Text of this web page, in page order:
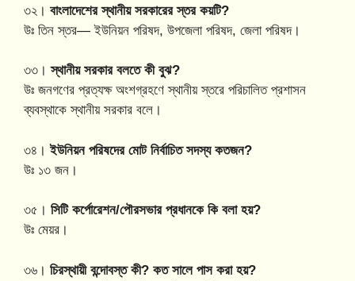
৩২। বাংলাদেশের স্থানীয় সরকারের স্তর কয়টি?
উঃ তিন স্তর— ইউনিয়ন পরিষদ, উপজেলা পরিষদ, জেলা পরিষদ।
৩৩।স্থানীয় সরকার বলতে কী বুঝ?
উঃ জনগণের প্রত্যক্ষ অংশগ্রহণে স্থানীয় স্তরে পরিচালিত প্রশাসন
ব্যবস্থাকে স্থানীয় সরকার বলে।
৩৪।ইউনিয়ন পরিষদের মোট নির্বাচিত সদস্য কতজন?
উঃ ১৩ জন।
৩৫। সিটি কর্পোরেশন/পৌরসভার প্রধানকে কি বলা হয়?
উঃ মেয়র।
৩৬। চিরস্থায়ী বন্দোবস্ত কী? কত সালে পাস করা হয়?